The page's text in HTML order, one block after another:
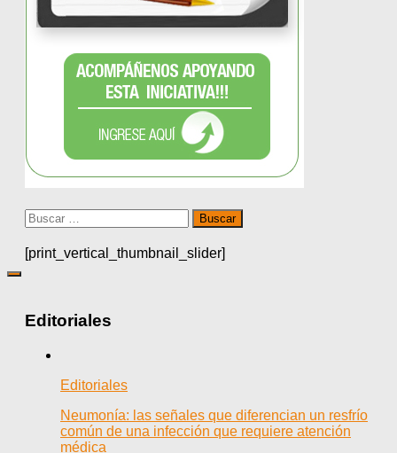
Buscar:
[print_vertical_thumbnail_slider]
Editoriales
Editoriales
Neumonía: las señales que diferencian un resfrío
común de una infección que requiere atención
médica